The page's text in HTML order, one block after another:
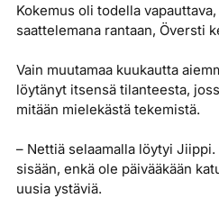
Kokemus oli todella
saattelemana rantaan, Översti
Vain muutamaa kuukautta
löytänyt itsensä tilanteesta,
mitään mielekästä tekemistä.
– Nettiä selaamalla löytyi
sisään, enkä ole päivääkään
uusia ystäviä.